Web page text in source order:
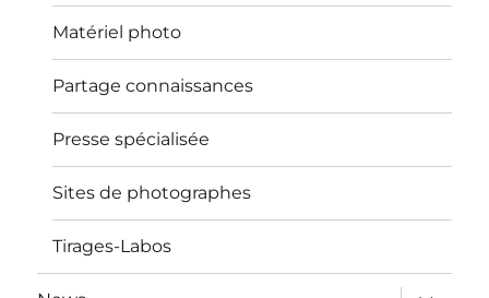
Matériel photo
Partage connaissances
Presse spécialisée
Sites de photographes
Tirages-Labos
ouvrir